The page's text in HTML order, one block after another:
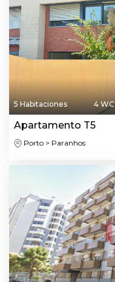
5 Habitaciones 4 WC
Apartamento T5
Porto > Paranhos